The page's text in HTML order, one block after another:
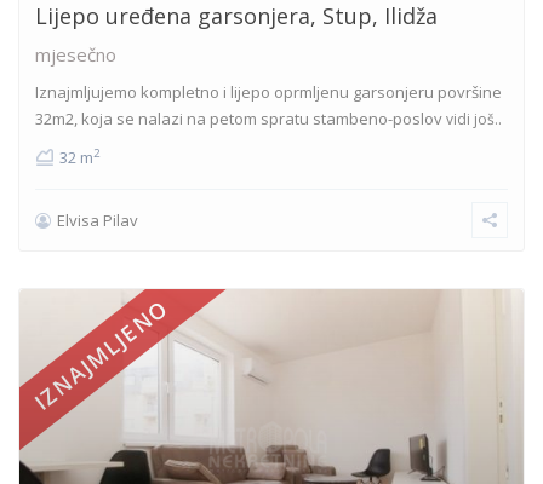
Lijepo uređena garsonjera, Stup, Ilidža
mjesečno
Iznajmljujemo kompletno i lijepo oprmljenu garsonjeru površine
32m2, koja se nalazi na petom spratu stambeno-poslovvidi još..
32 m2
Elvisa Pilav
IZNAJMLJENO